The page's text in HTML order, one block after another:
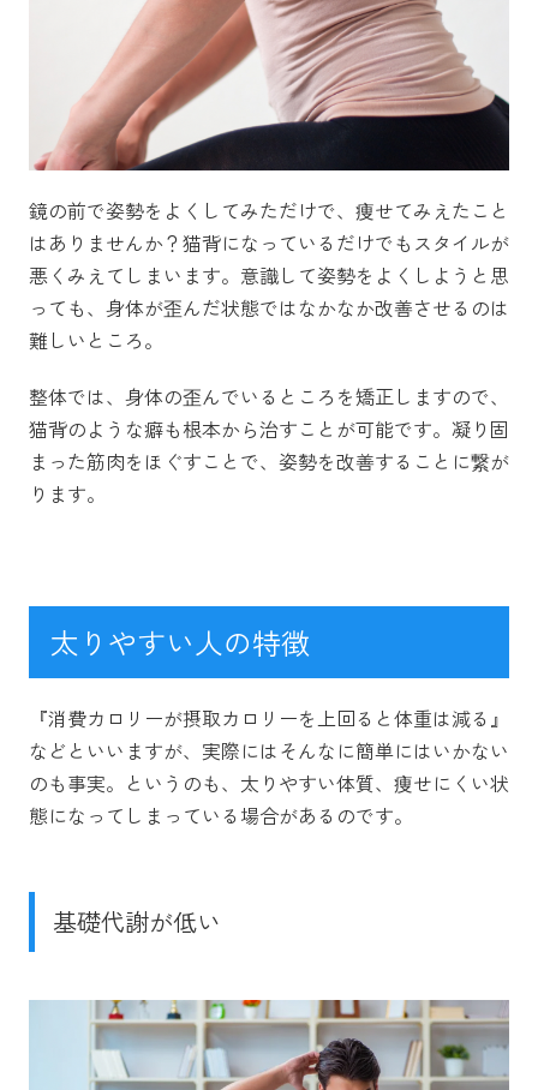
鏡の前で姿勢をよくしてみただけで、痩せてみえたこと
はありませんか？猫背になっているだけでもスタイルが
悪くみえてしまいます。意識して姿勢をよくしようと思
っても、身体が歪んだ状態ではなかなか改善させるのは
難しいところ。
整体では、身体の歪んでいるところを矯正しますので、
猫背のような癖も根本から治すことが可能です。凝り固
まった筋肉をほぐすことで、姿勢を改善することに繋が
ります。
太りやすい人の特徴
『消費カロリーが摂取カロリーを上回ると体重は減る』
などといいますが、実際にはそんなに簡単にはいかない
のも事実。というのも、太りやすい体質、痩せにくい状
態になってしまっている場合があるのです。
基礎代謝が低い